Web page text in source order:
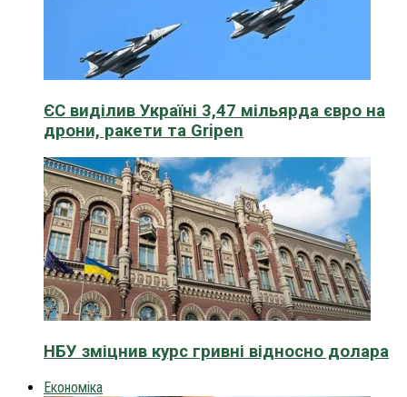
ЄС виділив Україні 3,47 мільярда євро на
дрони, ракети та Gripen
НБУ зміцнив курс гривні відносно долара
Економіка